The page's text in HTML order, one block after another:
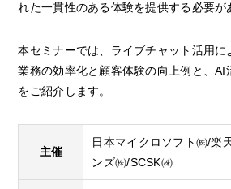
れた一貫性のある体験を提供する必要が
本セミナーでは、ライブチャット活用に
業務の効率化と顧客体験の向上例と、AI
をご紹介します。
主催
日本マイクロソフト㈱/楽
ンズ㈱/SCSK㈱